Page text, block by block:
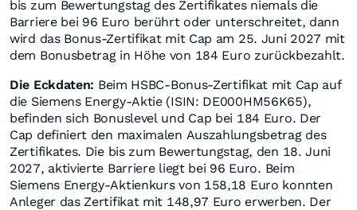
bis zum Bewertungstag des Zertifikates niemals die
Barriere bei 96 Euro berührt oder unterschreitet, dann
wird das Bonus-Zertifikat mit Cap am 25. Juni 2027 mit
dem Bonusbetrag in Höhe von 184 Euro zurückbezahlt.
Die Eckdaten: Beim HSBC-Bonus-Zertifikat mit Cap auf
die Siemens Energy-Aktie (ISIN: DE000HM56K65),
befinden sich Bonuslevel und Cap bei 184 Euro. Der
Cap definiert den maximalen Auszahlungsbetrag des
Zertifikates. Die bis zum Bewertungstag, den 18. Juni
2027, aktivierte Barriere liegt bei 96 Euro. Beim
Siemens Energy-Aktienkurs von 158,18 Euro konnten
Anleger das Zertifikat mit 148,97 Euro erwerben. Der